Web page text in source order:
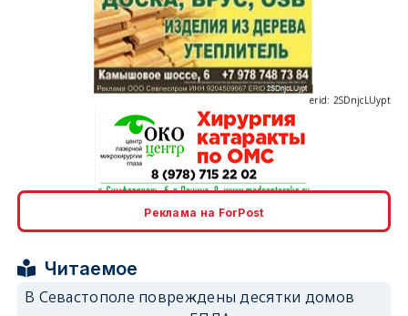
erid: 2SDnjcLUypt
Реклама на ForPost
Читаемое
В Севастополе повреждены десятки домов